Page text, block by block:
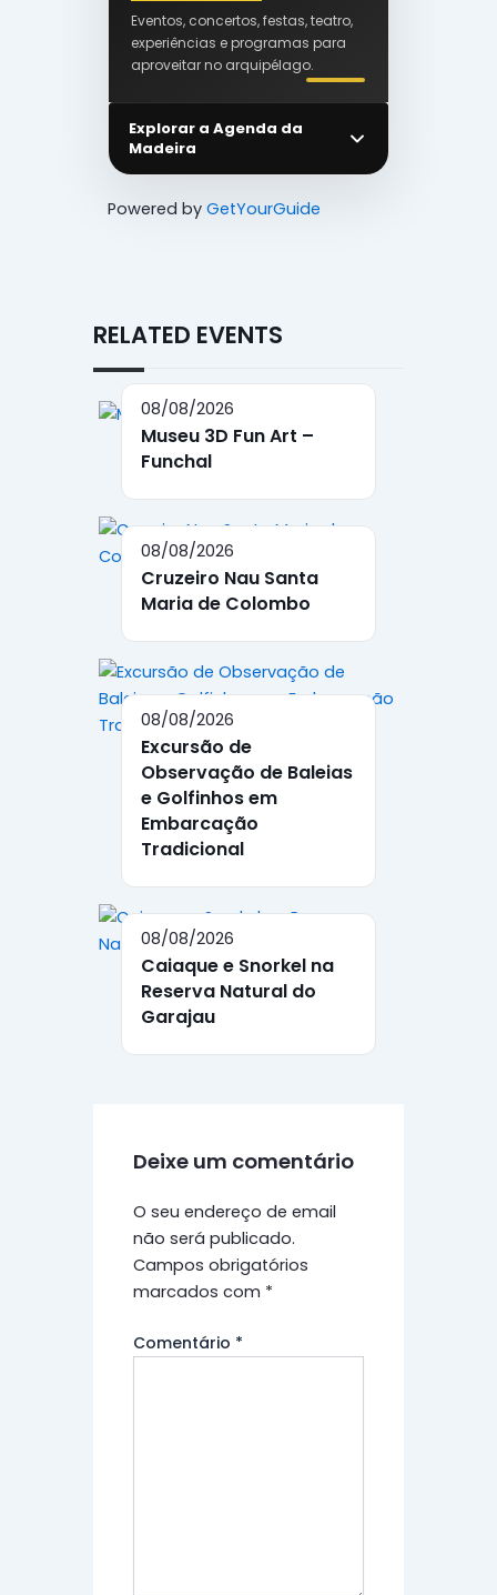
Eventos, concertos, festas, teatro,
experiências e programas para
aproveitar no arquipélago.
Explorar a Agenda da
Madeira
Powered by GetYourGuide
RELATED EVENTS
08/08/2026
Museu 3D Fun Art –
Funchal
08/08/2026
Cruzeiro Nau Santa
Maria de Colombo
08/08/2026
Excursão de
Observação de Baleias
e Golfinhos em
Embarcação
Tradicional
08/08/2026
Caiaque e Snorkel na
Reserva Natural do
Garajau
Deixe um comentário
O seu endereço de email
não será publicado.
Campos obrigatórios
marcados com *
Comentário *